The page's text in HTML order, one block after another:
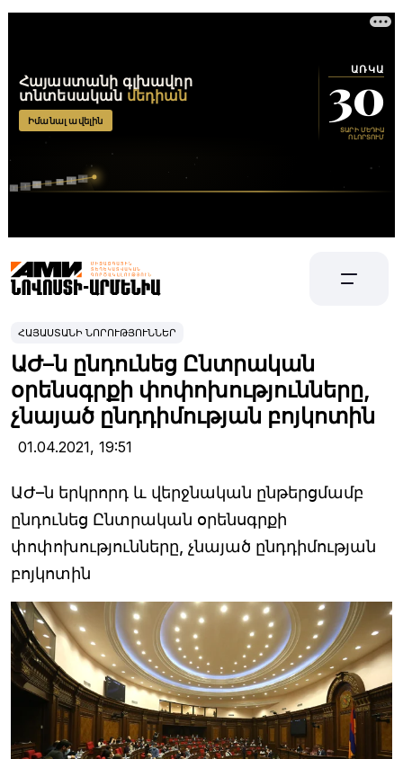
ՀԱՅԱՍՏԱՆԻ ՆՈՐՈՒԹՅՈՒՆՆԵՐ
ԱԺ–ն ընդունեց Ընտրական
օրենսգրքի փոփոխությունները,
չնայած ընդդիմության բոյկոտին
01.04.2021, 19:51
ԱԺ–ն երկրորդ և վերջնական ընթերցմամբ
ընդունեց Ընտրական օրենսգրքի
փոփոխությունները, չնայած ընդդիմության
բոյկոտին